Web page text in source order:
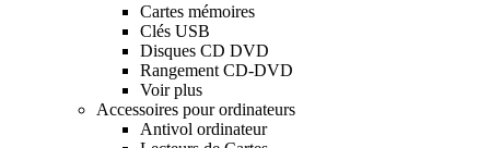
Cartes mémoires
Clés USB
Disques CD DVD
Rangement CD-DVD
Voir plus
Accessoires pour ordinateurs
Antivol ordinateur